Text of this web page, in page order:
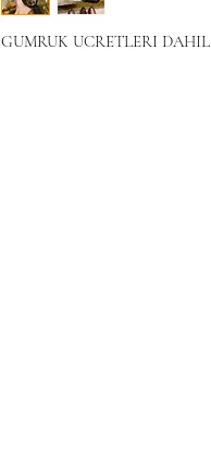
GUMRUK UCRETLERI DAHIL